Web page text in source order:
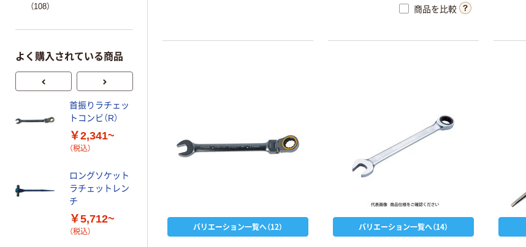
商品を比較
バリエーション一覧へ（12） バリエーション一覧へ（14）
（108）
よく購入されている商品
首振りラチェッ
トコンビ（R）
￥2,341~
（税込）
ロングソケット
ラチェットレン
チ
￥5,712~
（税込）
￥798~ （税込）
￥4,002~
（税込）
吊りバンドラチ
DVCー401W 1
個（直送品）
￥3,048 （税込）
￥5,712~